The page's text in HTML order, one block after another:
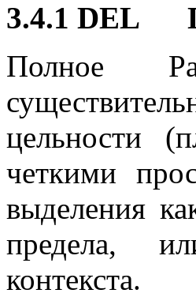
3.4.1 DEL
Полное
цельности
четкими
выделения
предела,